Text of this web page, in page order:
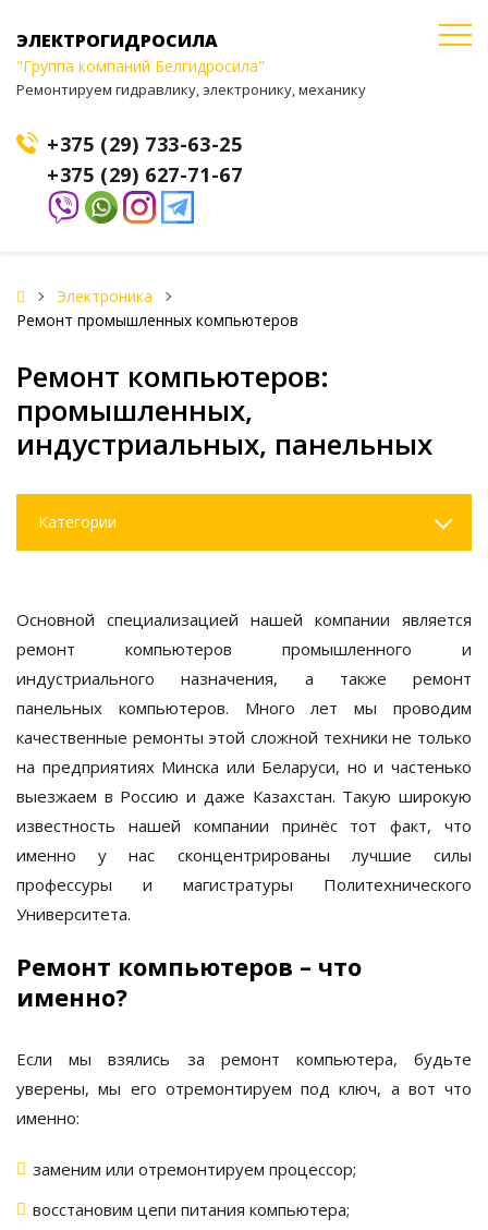
ЭЛЕКТРОГИДРОСИЛА
"Группа компаний Белгидросила"
Ремонтируем гидравлику, электронику, механику
+375 (29) 733-63-25
+375 (29) 627-71-67
Электроника
Ремонт промышленных компьютеров
Ремонт компьютеров:
промышленных,
индустриальных, панельных
Категории
Основной специализацией нашей компании является
ремонт компьютеров промышленного и
индустриального назначения, а также ремонт
панельных компьютеров. Много лет мы проводим
качественные ремонты этой сложной техники не только
на предприятиях Минска или Беларуси, но и частенько
выезжаем в Россию и даже Казахстан. Такую широкую
известность нашей компании принёс тот факт, что
именно у нас сконцентрированы лучшие силы
профессуры и магистратуры Политехнического
Университета.
Ремонт компьютеров – что
именно?
Если мы взялись за ремонт компьютера, будьте
уверены, мы его отремонтируем под ключ, а вот что
именно:
заменим или отремонтируем процессор;
восстановим цепи питания компьютера;